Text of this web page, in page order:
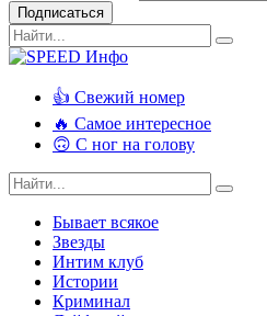
Подписаться
👍 Свежий номер
🔥 Самое интересное
🙃 С ног на голову
Бывает всякое
Звезды
Интим клуб
Истории
Криминал